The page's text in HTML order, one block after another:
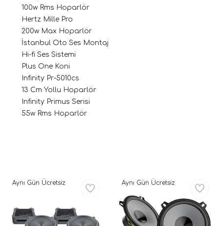
100w Rms Hoparlör
Hertz Mille Pro
200w Max Hoparlör
İstanbul Oto Ses Montaj
Hi-fi Ses Sistemi
Plus One Koni
Infinity Pr-5010cs
13 Cm Yollu Hoparlör
Infinity Primus Serisi
55w Rms Hoparlör
Aynı Gün Ücretsiz Aynı Gün Ücretsiz